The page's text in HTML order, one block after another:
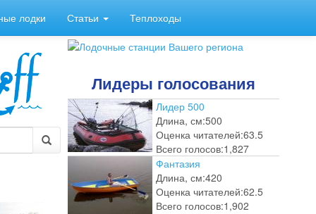
лодки Статьи Теплоходы
Лидеры голосования
Лидер 500
Длина, см:500
Оценка читателей:63.5
Всего голосов:1,827
Фантазия
Длина, см:420
Оценка читателей:62.5
Всего голосов:1,902